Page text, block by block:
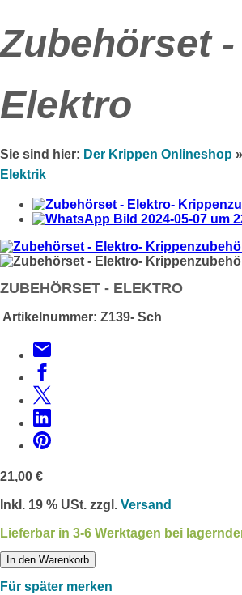
Zubehörset -
Elektro
Sie sind hier: Der Krippen Onlineshop »
Elektrik
ZUBEHÖRSET - ELEKTRO
Artikelnummer: Z139- Sch
21,00 €
Inkl. 19 % USt. zzgl. Versand
Lieferbar in 3-6 Werktagen bei
In den Warenkorb
Für später merken